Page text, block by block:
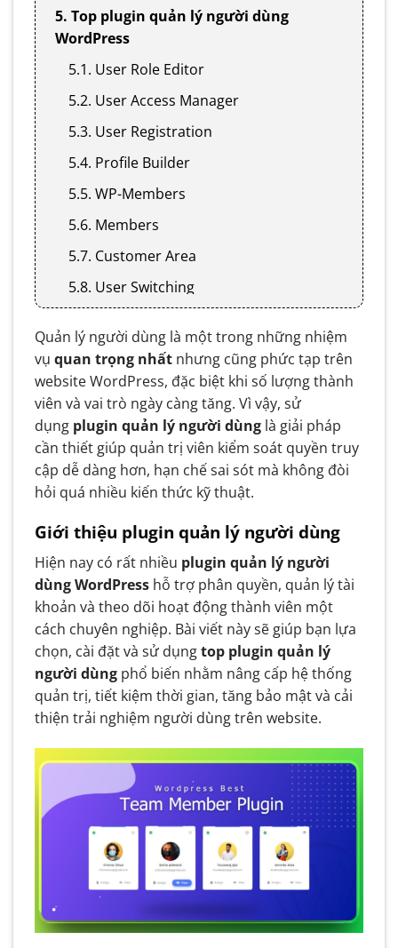
5. Top plugin quản lý người dùng
WordPress
5.1. User Role Editor
5.2. User Access Manager
5.3. User Registration
5.4. Profile Builder
5.5. WP-Members
5.6. Members
5.7. Customer Area
5.8. User Switching
6. Hướng dẫn cài đặt và sử dụng một số
plugin
6.1. Cài đặt và cấu hình User Role Editor
6.2. Thiết lập User Registration
6.3. Cấu hình WP-Members
7. Lưu ý khi sử dụng plugin quản lý
8. Câu hỏi thường gặp về plugin quản lý
người dùng
9. Kết luận
Quản lý người dùng là một trong những nhiệm
vụ quan trọng nhất nhưng cũng phức tạp trên
website WordPress, đặc biệt khi số lượng thành
viên và vai trò ngày càng tăng. Vì vậy, sử
dụng plugin quản lý người dùng là giải pháp
cần thiết giúp quản trị viên kiểm soát quyền truy
cập dễ dàng hơn, hạn chế sai sót mà không đòi
hỏi quá nhiều kiến thức kỹ thuật.
Giới thiệu plugin quản lý người dùng
Hiện nay có rất nhiều plugin quản lý người
dùng WordPress hỗ trợ phân quyền, quản lý tài
khoản và theo dõi hoạt động thành viên một
cách chuyên nghiệp. Bài viết này sẽ giúp bạn lựa
chọn, cài đặt và sử dụngtop plugin quản lý
người dùng phổ biến nhằm nâng cấp hệ thống
quản trị, tiết kiệm thời gian, tăng bảo mật và cải
thiện trải nghiệm người dùng trên website.